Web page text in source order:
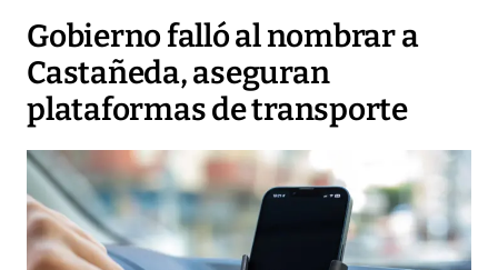
Gobierno falló al nombrar a
Castañeda, aseguran
plataformas de transporte